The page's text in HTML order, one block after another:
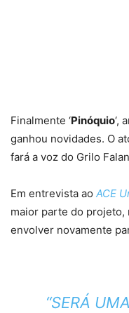
Finalmente ‘Pinóquio‘,
ganhou novidades. O
fará a voz do Grilo
Em entrevista ao ACE
maior parte do projeto,
envolver novamente
“SERÁ